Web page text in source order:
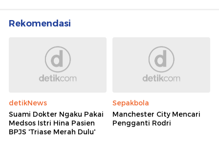
Rekomendasi
detikNews
Suami Dokter Ngaku Pakai
Medsos Istri Hina Pasien
BPJS 'Triase Merah Dulu'
Sepakbola
Manchester City Mencari
Pengganti Rodri